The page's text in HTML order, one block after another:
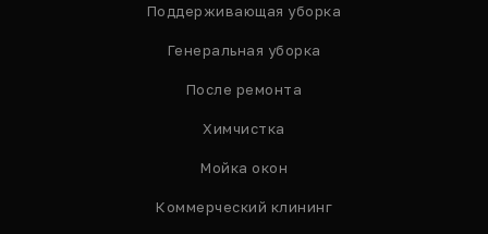
Поддерживающая уборка
Генеральная уборка
После ремонта
Химчистка
Мойка окон
Коммерческий клининг